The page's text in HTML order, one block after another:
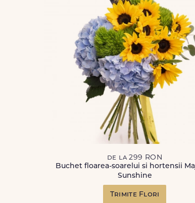
de la 299 RON
Buchet floarea-soarelui si hortensii
Sunshine
Trimite Flori